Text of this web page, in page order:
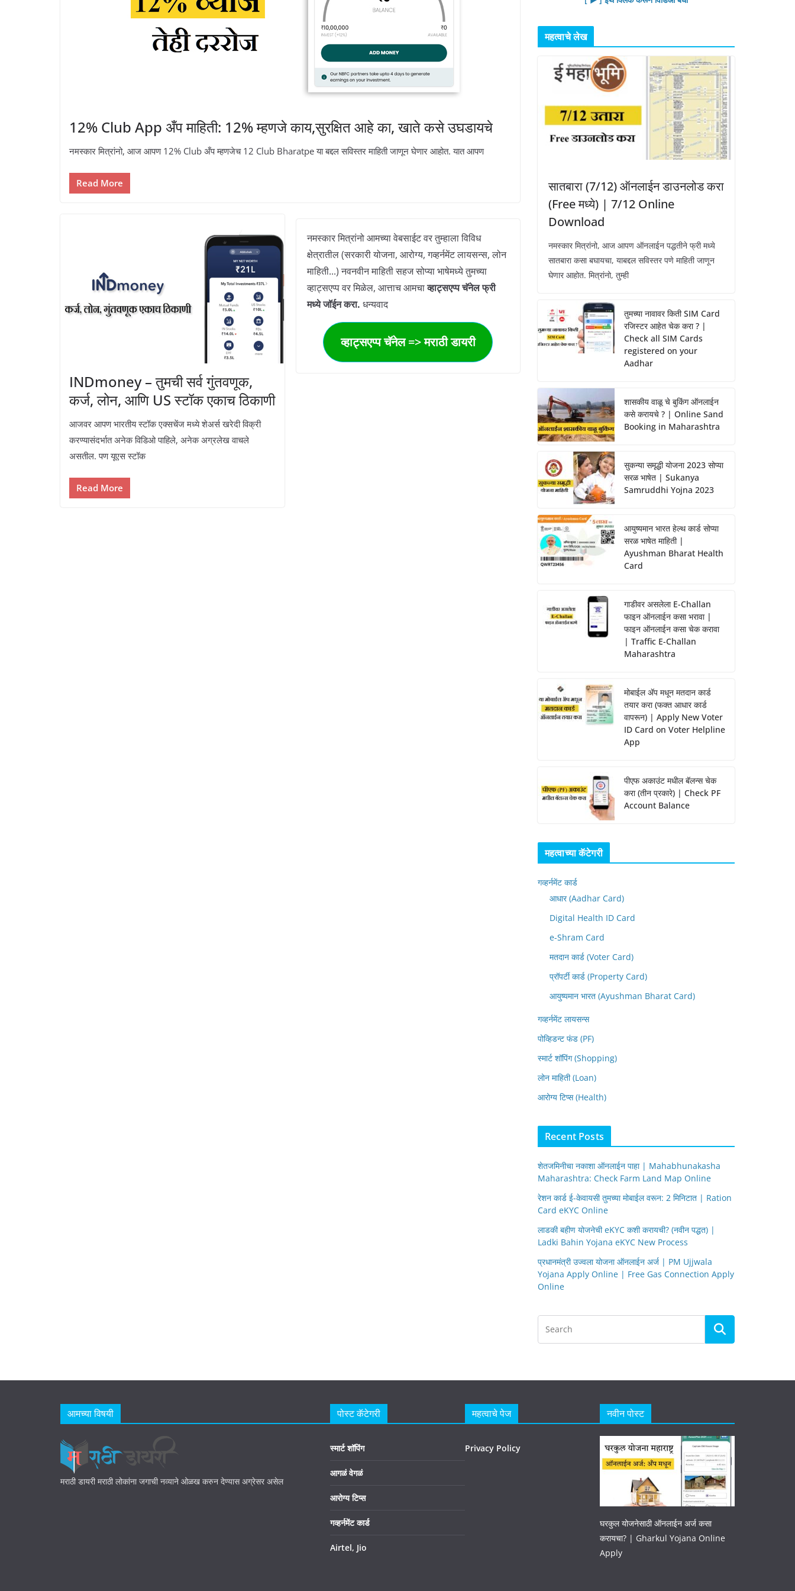
12% Club App अँप माहिती: 12% म्हणजे काय,सुरक्षित आहे का, खाते कसे उघडायचे
नमस्कार मित्रांनो, आज आपण 12% Club अँप म्हणजेच 12 Club Bharatpe या बद्दल सविस्तर माहिती जाणून घेणार आहोत. यात आपण
Read More
INDmoney – तुमची सर्व गुंतवणूक,
कर्ज, लोन, आणि US स्टॉक एकाच ठिकाणी
आजवर आपण भारतीय स्टॉक एक्सचेंज मध्ये शेअर्स खरेदी विक्री
करण्यासंदर्भात अनेक विडिओ पाहिले, अनेक अग्रलेख वाचले
असतील. पण यूएस स्टॉक
Read More
नमस्कार मित्रांनो आमच्या वेबसाईट वर तुम्हाला विविध
क्षेत्रातील (सरकारी योजना, आरोग्य, गव्हर्नमेंट लायसन्स, लोन
माहिती...) नवनवीन माहिती सहज सोप्या भाषेमध्ये तुमच्या
व्हाट्सएप्प वर मिळेल, आत्ताच आमचाव्हाट्सएप्प चॅनेल फ्री
मध्ये जॉईन करा. धन्यवाद
व्हाट्सएप्प चॅनेल => मराठी डायरी
महत्वाचे लेख
सातबारा (7/12) ऑनलाईन डाउनलोड करा
(Free मध्ये) | 7/12 Online
Download
नमस्कार मित्रांनो, आज आपण ऑनलाईन पद्धतीने फ्री मध्ये
सातबारा कसा बघायचा, याबद्दल सविस्तर पणे माहिती जाणून
घेणार आहोत. मित्रांनो, तुम्ही
तुमच्या नावावर किती SIM Card
रजिस्टर आहेत चेक करा ? |
Check all SIM Cards
registered on your
Aadhar
शासकीय वाळू चे बुकिंग ऑनलाईन
कसे करायचे ? | Online Sand
Booking in Maharashtra
सुकन्या समृद्धी योजना 2023 सोप्या
सरळ भाषेत | Sukanya
Samruddhi Yojna 2023
आयुष्यमान भारत हेल्थ कार्ड सोप्या
सरळ भाषेत माहिती |
Ayushman Bharat Health
Card
गाडीवर असलेला E-Challan
फाइन ऑनलाईन कसा भरावा |
फाइन ऑनलाईन कसा चेक करावा
| Traffic E-Challan
Maharashtra
मोबाईल ॲप मधून मतदान कार्ड
तयार करा (फक्त आधार कार्ड
वापरून) | Apply New Voter
ID Card on Voter Helpline
App
पीएफ अकाउंट मधील बॅलन्स चेक
करा (तीन प्रकारे) | Check PF
Account Balance
महत्वाच्या कॅटेगरी
गव्हर्नमेंट कार्ड
आधार (Aadhar Card)
Digital Health ID Card
e-Shram Card
मतदान कार्ड (Voter Card)
प्रॉपर्टी कार्ड (Property Card)
आयुष्यमान भारत (Ayushman Bharat Card)
गव्हर्नमेंट लायसन्स
पोव्हिडन्ट फंड (PF)
स्मार्ट शॉपिंग (Shopping)
लोन माहिती (Loan)
आरोग्य टिप्स (Health)
Recent Posts
शेतजमिनीचा नकाशा ऑनलाईन पाहा | Mahabhunakasha
Maharashtra: Check Farm Land Map Online
रेशन कार्ड ई-केवायसी तुमच्या मोबाईल वरून: 2 मिनिटात | Ration
Card eKYC Online
लाडकी बहीण योजनेची eKYC कशी करायची? (नवीन पद्धत) |
Ladki Bahin Yojana eKYC New Process
प्रधानमंत्री उज्वला योजना ऑनलाईन अर्ज | PM Ujjwala
Yojana Apply Online | Free Gas Connection Apply
Online
आमच्या विषयी
मराठी डायरी मराठी लोकांना जगाची नव्याने ओळख करुन देण्यास अग्रेसर असेल
पोस्ट कॅटेगरी
स्मार्ट शॉपिंग
आगळं वेगळं
आरोग्य टिप्स
गव्हर्नमेंट कार्ड
Airtel, Jio
महत्वाचे पेज
Privacy Policy
नवीन पोस्ट
घरकुल योजनेसाठी ऑनलाईन अर्ज कसा
करायचा? | Gharkul Yojana Online
Apply